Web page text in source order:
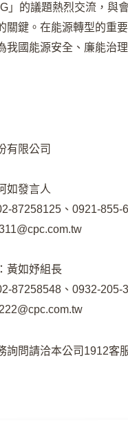
」的議題熱烈交流，與
關鍵。在能源轉型的重
我國能源安全、廉能治
有限公司
如發言人
87258125、0921-855-
黃如妤組長
87258548、0932-205-
詢問請洽本公司1912客